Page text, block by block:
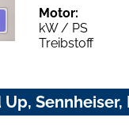
Motor:
kW / PS
Treibstoff